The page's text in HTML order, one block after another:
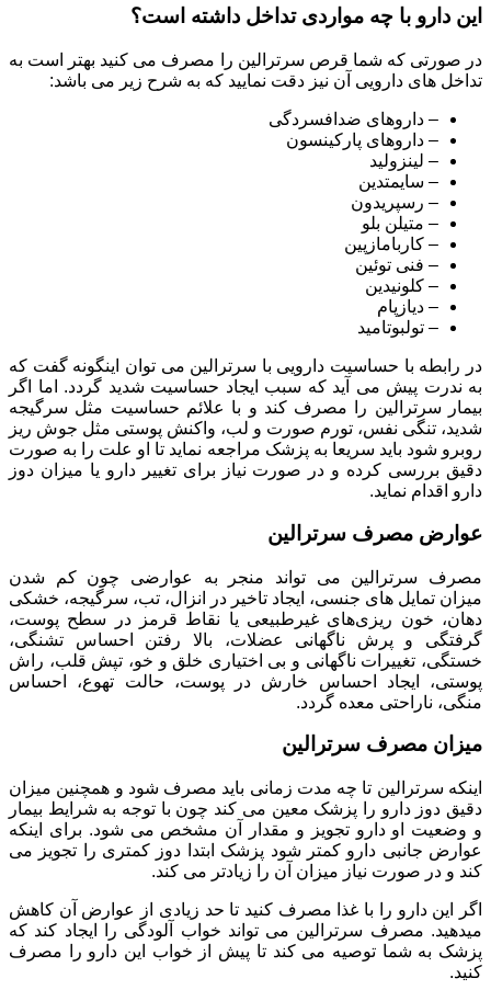
این دارو با چه مواردی تداخل داشته است؟
در صورتی که شما قرص سرترالین را مصرف می کنید بهتر است به
تداخل های دارویی آن نیز دقت نمایید که به شرح زیر می باشد:
– داروهای ضدافسردگی
– داروهای پارکینسون
– لینزولید
– سایمتدین
– رسپریدون
– متیلن بلو
– کاربامازپین
– فنی توئین
– کلونیدین
– دیازپام
– تولبوتامید
در رابطه با حساسیت دارویی با سرترالین می توان اینگونه گفت که
به ندرت پیش می آید که سبب ایجاد حساسیت شدید گردد. اما اگر
بیمار سرترالین را مصرف کند و با علائم حساسیت مثل سرگیجه
شدید، تنگی نفس، تورم صورت و لب، واکنش پوستی مثل جوش ریز
روبرو شود باید سریعا به پزشک مراجعه نماید تا او علت را به صورت
دقیق بررسی کرده و در صورت نیاز برای تغییر دارو یا میزان دوز
دارو اقدام نماید.
عوارض مصرف سرترالین
مصرف سرترالین می تواند منجر به عوارضی چون کم شدن
میزان تمایل های جنسی، ایجاد تاخیر در انزال، تب، سرگیجه، خشکی
دهان، خون ریزی‌های غیرطبیعی یا نقاط قرمز در سطح پوست،
گرفتگی و پرش ناگهانی عضلات، بالا رفتن احساس تشنگی،
خستگی، تغییرات ناگهانی و بی اختیاری خلق و خو، تپش قلب، راش
پوستی، ایجاد احساس خارش در پوست، حالت تهوع، احساس
منگی، ناراحتی معده گردد.
میزان مصرف سرترالین
اینکه سرترالین تا چه مدت زمانی باید مصرف شود و همچنین میزان
دقیق دوز دارو را پزشک معین می کند چون با توجه به شرایط بیمار
و وضعیت او دارو تجویز و مقدار آن مشخص می شود. برای اینکه
عوارض جانبی دارو کمتر شود پزشک ابتدا دوز کمتری را تجویز می
کند و در صورت نیاز میزان آن را زیادتر می کند.
اگر این دارو را با غذا مصرف کنید تا حد زیادی از عوارض آن کاهش
میدهید. مصرف سرترالین می تواند خواب آلودگی را ایجاد کند که
پزشک به شما توصیه می کند تا پیش از خواب این دارو را مصرف
کنید.